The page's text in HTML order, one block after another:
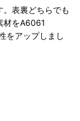
表裏どちらでも
材をA6061
をアップしまし